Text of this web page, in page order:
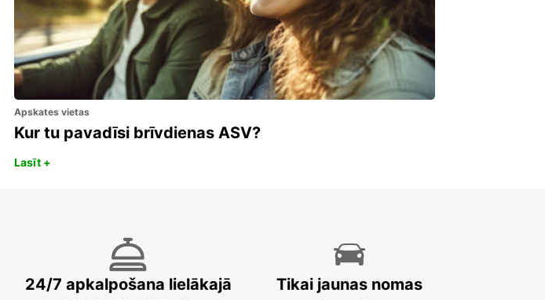
Apskates vietas
Kur tu pavadīsi brīvdienas ASV?
Lasīt +
24/7 apkalpošana lielākajā
Tikai jaunas nomas